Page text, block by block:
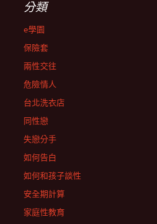
分類
e學園
保險套
兩性交往
危險情人
台北洗衣店
同性戀
失戀分手
如何告白
如何和孩子談性
安全期計算
家庭性教育